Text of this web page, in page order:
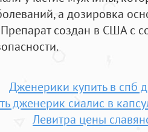
а дозировка
создан в США с
Дженерики купить в спб
дженерик сиалис в
Левитра цены